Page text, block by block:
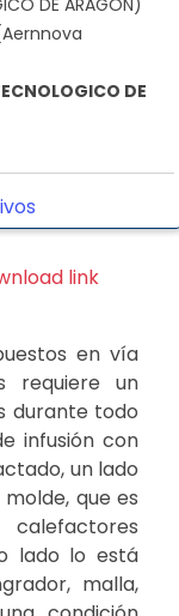
DE ARAGON)
DE
link
en vía
requiere un
durante todo
infusión con
un lado
que es
lado lo está
malla,